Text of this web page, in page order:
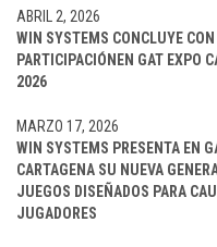
WIN SYSTEMS CONCLUYE
PARTICIPACIÓNEN GAT EXPO
2026
ABRIL 2, 2026
WIN SYSTEMS PRESENTA EN
CARTAGENA SU NUEVA
JUEGOS DISEÑADOS PARA
JUGADORES
MARZO 17, 2026